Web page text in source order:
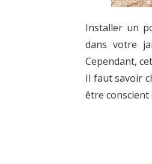
Installer un
dans votre
Cependant,
Il faut savoir
être conscient